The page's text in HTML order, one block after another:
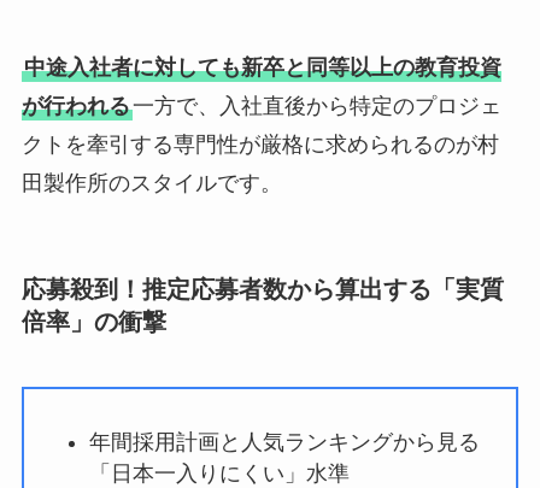
中途入社者に対しても新卒と同等以上の教育投資
が行われる一方で、入社直後から特定のプロジェ
クトを牽引する専門性が厳格に求められるのが村
田製作所のスタイルです。
応募殺到！推定応募者数から算出する「実質
倍率」の衝撃
年間採用計画と人気ランキングから見る
「日本一入りにくい」水準